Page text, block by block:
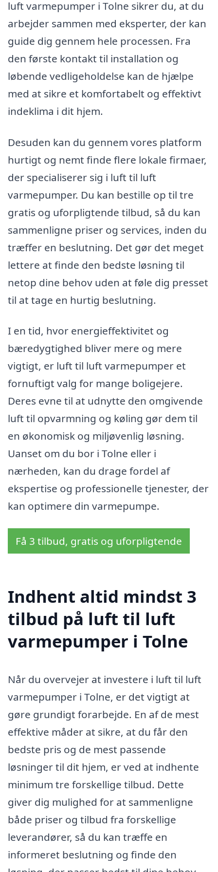
luft varmepumper i Tolne sikrer du, at du
arbejder sammen med eksperter, der kan
guide dig gennem hele processen. Fra
den første kontakt til installation og
løbende vedligeholdelse kan de hjælpe
med at sikre et komfortabelt og effektivt
indeklima i dit hjem.
Desuden kan du gennem vores platform
hurtigt og nemt finde flere lokale firmaer,
der specialiserer sig i luft til luft
varmepumper. Du kan bestille op til tre
gratis og uforpligtende tilbud, så du kan
sammenligne priser og services, inden du
træffer en beslutning. Det gør det meget
lettere at finde den bedste løsning til
netop dine behov uden at føle dig presset
til at tage en hurtig beslutning.
I en tid, hvor energieffektivitet og
bæredygtighed bliver mere og mere
vigtigt, er luft til luft varmepumper et
fornuftigt valg for mange boligejere.
Deres evne til at udnytte den omgivende
luft til opvarmning og køling gør dem til
en økonomisk og miljøvenlig løsning.
Uanset om du bor i Tolne eller i
nærheden, kan du drage fordel af
ekspertise og professionelle tjenester, der
kan optimere din varmepumpe.
Få 3 tilbud, gratis og uforpligtende
Indhent altid mindst 3
tilbud på luft til luft
varmepumper i Tolne
Når du overvejer at investere i luft til luft
varmepumper i Tolne, er det vigtigt at
gøre grundigt forarbejde. En af de mest
effektive måder at sikre, at du får den
bedste pris og de mest passende
løsninger til dit hjem, er ved at indhente
minimum tre forskellige tilbud. Dette
giver dig mulighed for at sammenligne
både priser og tilbud fra forskellige
leverandører, så du kan træffe en
informeret beslutning og finde den